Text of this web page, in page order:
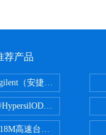
荐产品
（安捷伦） PLOT色谱
C18/C8/
高速台式冷冻离心机